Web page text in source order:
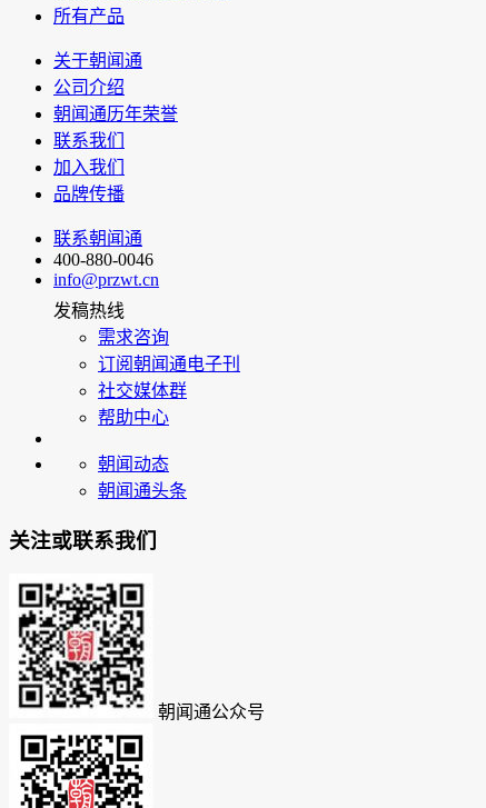
所有产品
关于朝闻通
公司介绍
朝闻通历年荣誉
联系我们
加入我们
品牌传播
联系朝闻通
400-880-0046
info@przwt.cn
发稿热线
需求咨询
订阅朝闻通电子刊
社交媒体群
帮助中心
朝闻动态
朝闻通头条
关注或联系我们
朝闻通公众号